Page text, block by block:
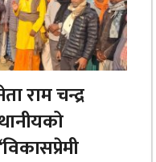
राम चन्द्र